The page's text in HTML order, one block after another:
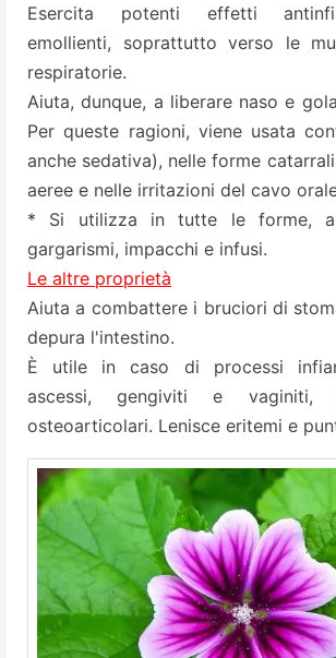
Esercita potenti effetti
emollienti, soprattutto verso le
respiratorie.
Aiuta, dunque, a liberare naso e
Per queste ragioni, viene usata
anche sedativa), nelle forme
aeree e nelle irritazioni del cavo
* Si utilizza in tutte le forme,
gargarismi, impacchi e infusi.
Le altre proprietà
Aiuta a combattere i bruciori di
depura l'intestino.
È utile in caso di processi
ascessi, gengiviti e
osteoarticolari. Lenisce eritemi e